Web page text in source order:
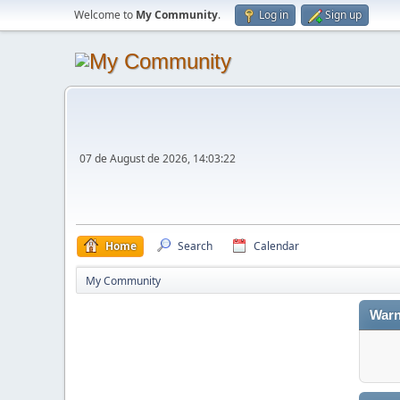
Welcome to My Community. Log in Sign up
07 de August de 2026, 14:03:22
Home Search Calendar
My Community